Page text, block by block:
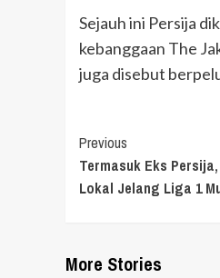
Sejauh ini Persija
kebanggaan The
juga disebut
Continue
Reading
Previous
Termasuk Eks
Lokal Jelang Liga 1
More Stories